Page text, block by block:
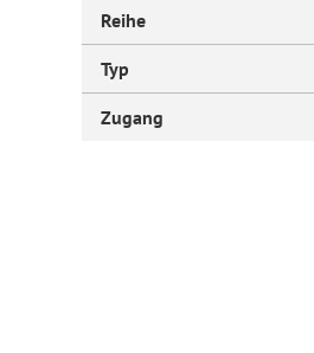
Reihe
Typ
Zugang